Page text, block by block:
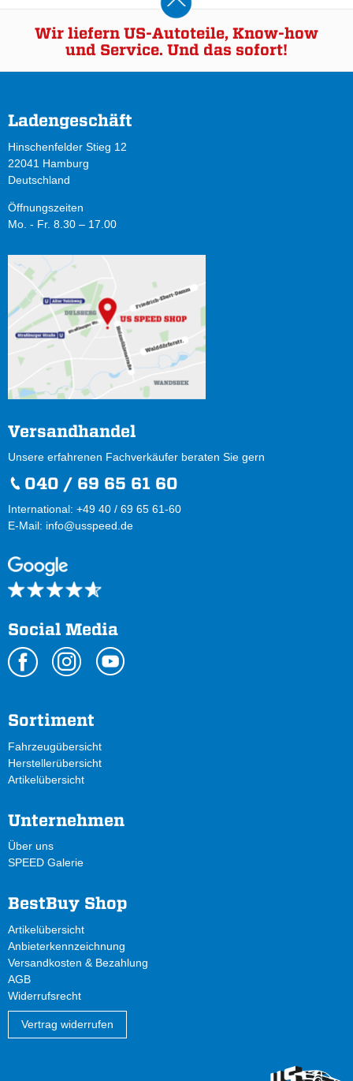
Wir liefern US-Autoteile, Know-how
und Service. Und das sofort!
Ladengeschäft
Hinschenfelder Stieg 12
22041 Hamburg
Deutschland
Öffnungszeiten
Mo. - Fr. 8.30 – 17.00
Versandhandel
Unsere erfahrenen Fachverkäufer beraten Sie gern
040 / 69 65 61 60
International: +49 40 / 69 65 61-60
E-Mail: info@usspeed.de
Social Media
Sortiment
Fahrzeugübersicht
Herstellerübersicht
Artikelübersicht
Unternehmen
Über uns
SPEED Galerie
BestBuy Shop
Artikelübersicht
Anbieterkennzeichnung
Versandkosten & Bezahlung
AGB
Widerrufsrecht
Vertrag widerrufen